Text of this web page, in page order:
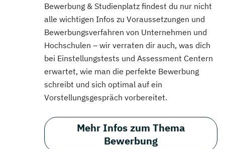
Bewerbung & Studienplatz findest du nur nicht
alle wichtigen Infos zu Voraussetzungen und
Bewerbungsverfahren von Unternehmen und
Hochschulen – wir verraten dir auch, was dich
bei Einstellungstests und Assessment Centern
erwartet, wie man die perfekte Bewerbung
schreibt und sich optimal auf ein
Vorstellungsgespräch vorbereitet.
Mehr Infos zum Thema
Bewerbung